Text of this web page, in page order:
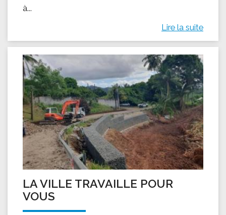
à...
Lire la suite
LA VILLE TRAVAILLE POUR
VOUS